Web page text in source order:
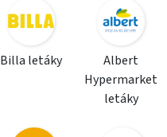
Billa letáky
Albert
Hypermarket
letáky